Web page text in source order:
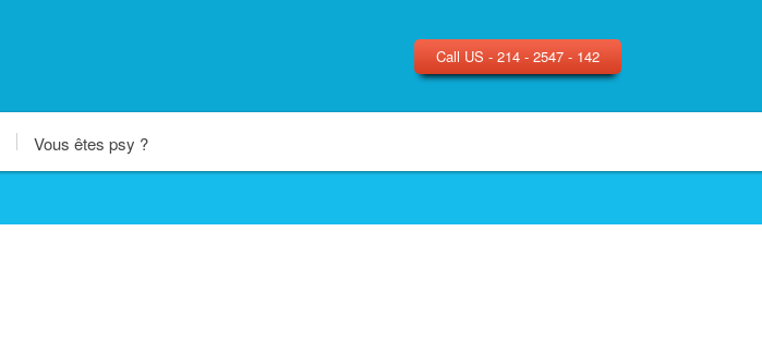
Call US - 214 - 2547 - 142
Vous êtes psy ?